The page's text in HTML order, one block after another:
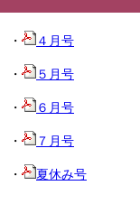
・ ４月号
・ ５月号
・ ６月号
・ ７月号
・ 夏休み号